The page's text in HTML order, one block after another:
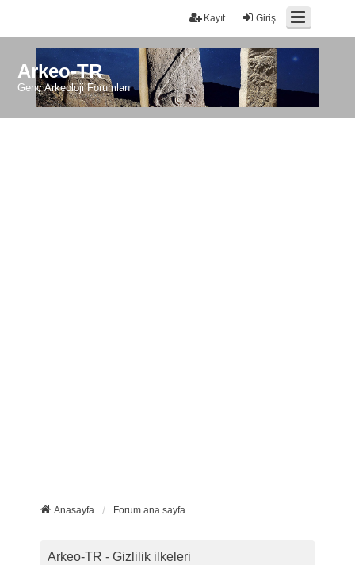
Giriş
Kayıt
Arkeo-TR
Genç Arkeoloji Forumları
Anasayfa Forum ana sayfa
Arkeo-TR - Gizlilik ilkeleri